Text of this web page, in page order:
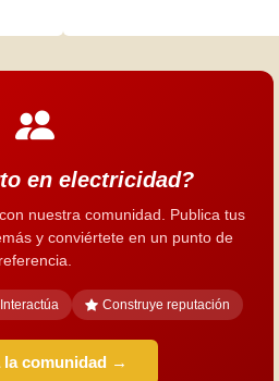
en electricidad?
nuestra comunidad. Publica tus
y conviértete en un punto de
referencia.
Interactúa Construye reputación
la comunidad →